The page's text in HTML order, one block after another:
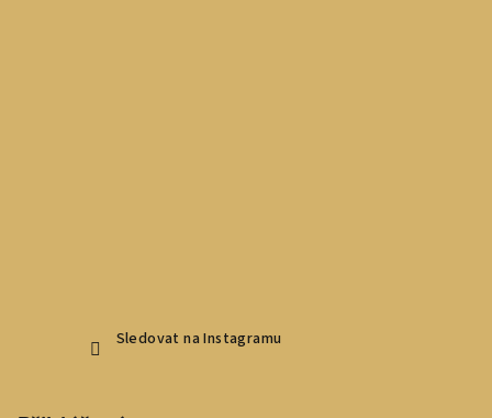
Sledovat na Instagramu